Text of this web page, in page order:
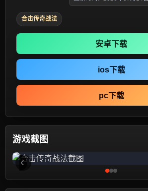
合击传奇战法
安卓下载
ios下载
pc下载
游戏截图